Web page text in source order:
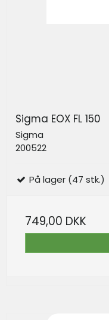
Sigma EOX FL 150
Sigma
200522
På lager (47 stk.)
749,00 DKK